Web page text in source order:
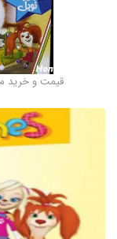
قیمت و خرید